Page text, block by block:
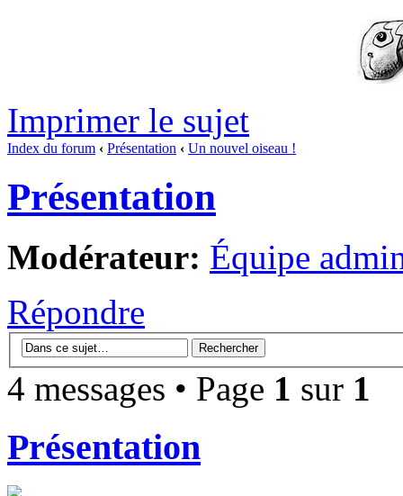
Imprimer le sujet
Index du forum ‹ Présentation ‹ Un nouvel oiseau !
Présentation
Modérateur: Équipe
Répondre
4 messages • Page 1 sur 1
Présentation